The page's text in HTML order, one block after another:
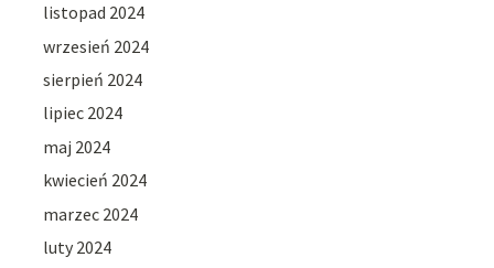
listopad 2024
wrzesień 2024
sierpień 2024
lipiec 2024
maj 2024
kwiecień 2024
marzec 2024
luty 2024